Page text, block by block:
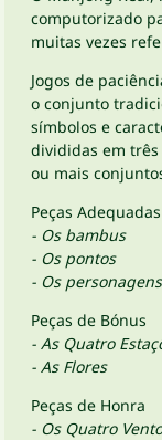
computorizado
muitas vezes
Jogos de
o conjunto
símbolos e
divididas em
ou mais
Peças Adequadas
- Os bambus
- Os pontos
- Os personagens
Peças de Bónus
- As Quatro
- As Flores
Peças de Honra
- Os Quatro